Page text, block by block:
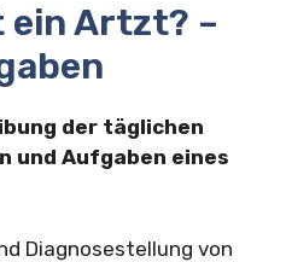
ein Artzt? –
der täglichen
und Aufgaben eines
Diagnosestellung von